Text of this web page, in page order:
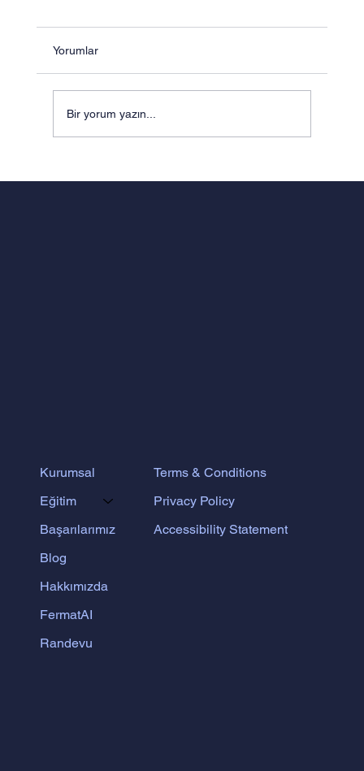
Kurumsal
Eğitim
Başarılarımız
Blog
Hakkımızda
FermatAI
Randevu
Terms & Conditions
Privacy Policy
Accessibility Statement
Yorumlar
Bir yorum yazın...